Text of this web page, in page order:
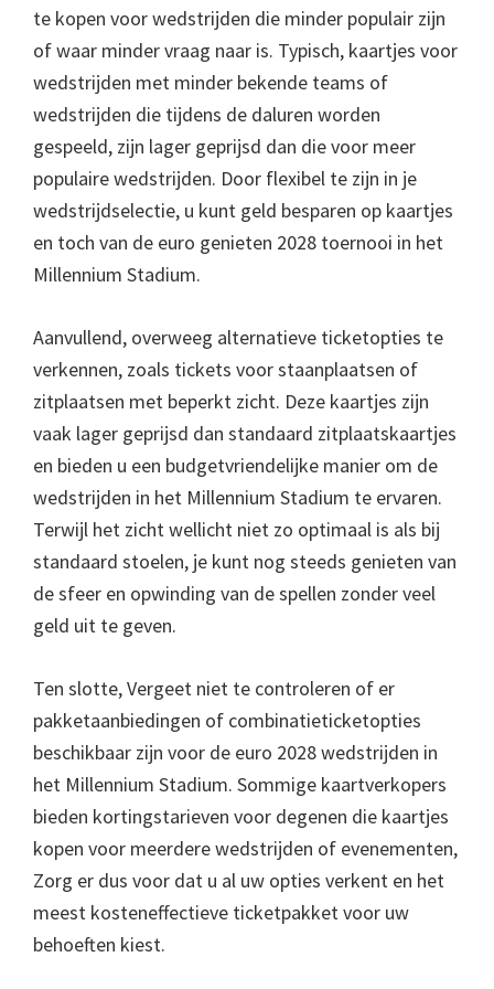
te kopen voor wedstrijden die minder populair zijn
of waar minder vraag naar is. Typisch, kaartjes voor
wedstrijden met minder bekende teams of
wedstrijden die tijdens de daluren worden
gespeeld, zijn lager geprijsd dan die voor meer
populaire wedstrijden. Door flexibel te zijn in je
wedstrijdselectie, u kunt geld besparen op kaartjes
en toch van de euro genieten 2028 toernooi in het
Millennium Stadium.
Aanvullend, overweeg alternatieve ticketopties te
verkennen, zoals tickets voor staanplaatsen of
zitplaatsen met beperkt zicht. Deze kaartjes zijn
vaak lager geprijsd dan standaard zitplaatskaartjes
en bieden u een budgetvriendelijke manier om de
wedstrijden in het Millennium Stadium te ervaren.
Terwijl het zicht wellicht niet zo optimaal is als bij
standaard stoelen, je kunt nog steeds genieten van
de sfeer en opwinding van de spellen zonder veel
geld uit te geven.
Ten slotte, Vergeet niet te controleren of er
pakketaanbiedingen of combinatieticketopties
beschikbaar zijn voor de euro 2028 wedstrijden in
het Millennium Stadium. Sommige kaartverkopers
bieden kortingstarieven voor degenen die kaartjes
kopen voor meerdere wedstrijden of evenementen,
Zorg er dus voor dat u al uw opties verkent en het
meest kosteneffectieve ticketpakket voor uw
behoeften kiest.